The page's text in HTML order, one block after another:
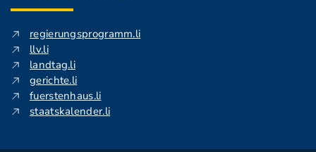
regierungsprogramm.li
llv.li
landtag.li
gerichte.li
fuerstenhaus.li
staatskalender.li